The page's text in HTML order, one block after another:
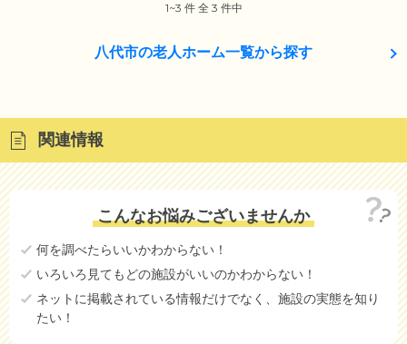
1~3 件 全 3 件中
八代市の老人ホーム一覧から探す
関連情報
こんなお悩みございませんか
何を調べたらいいかわからない！
いろいろ見てもどの施設がいいのかわからない！
ネットに掲載されている情報だけでなく、施設の実態を知り
たい！